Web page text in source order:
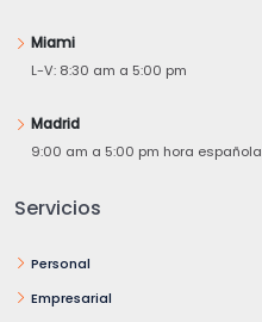
Miami
L-V: 8:30 am a 5:00 pm
Madrid
9:00 am a 5:00 pm hora española
Servicios
Personal
Empresarial